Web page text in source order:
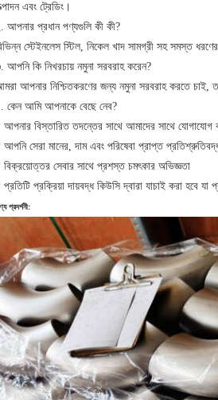
এবং ট্রেডিং।
আপনার প্রধান পণ্যগুলি কী কী?
স্টেইনলেস স্টিল, নিকেল খাদ সামগ্রী সহ সমস্ত
আপনি কি নিখরচায় নমুনা সরবরাহ করেন?
আপনার নিশ্চিতকরণের জন্য নমুনা সরবরাহ করতে চাই,
কেন আমি আপনাকে বেছে নেব?
বিস্তারিত তদন্তের সাথে আমাদের সাথে
সেরা মানের, দাম এবং পরিষেবা প্রাপ্ত
সেবার সাথে প্রশস্ত চমৎকার অভিজ্ঞতা
প্রক্রিয়া দায়বদ্ধ কিউসি দ্বারা যাচাই করা হবে যা
প্রদর্শনী: